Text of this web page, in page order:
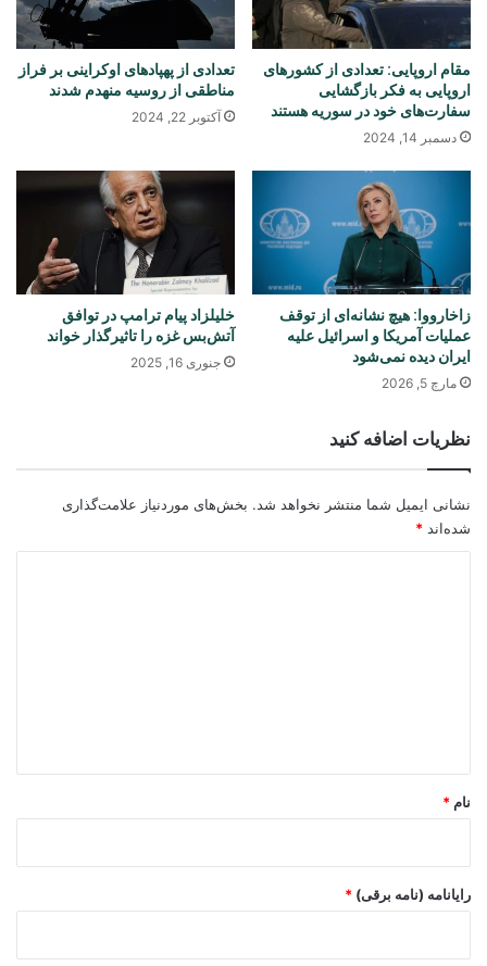
مقام اروپایی: تعدادی از کشورهای
اروپایی به فکر بازگشایی
سفارت‌های خود در سوریه هستند
دسمبر 14, 2024
تعدادی از پهپادهای اوکراینی بر فراز
مناطقی از روسیه منهدم شدند
آکتوبر 22, 2024
زاخارووا: هیچ نشانه‌ای از توقف
عملیات آمریکا و اسرائیل علیه
ایران دیده نمی‌شود
مارچ 5, 2026
خلیلزاد پیام ترامپ در توافق
آتش‌بس غزه را تاثیرگذار خواند
جنوری 16, 2025
نظریات اضافه کنید
نشانی ایمیل شما منتشر نخواهد شد. بخش‌های موردنیاز علامت‌گذاری
شده‌اند *
نام *
رایانامه (نامه برقی) *